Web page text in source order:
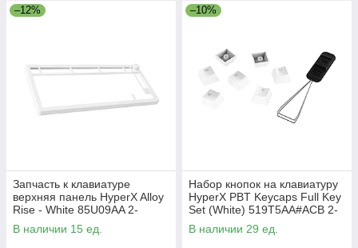
–12%
Запчасть к клавиатуре
верхняя панель HyperX Alloy
Rise - White 85U09AA 2-
032610
В наличии 15 ед.
–10%
Набор кнопок на клавиатуру
HyperX PBT Keycaps Full Key
Set (White) 519T5AA#ACB 2-
009114
В наличии 29 ед.